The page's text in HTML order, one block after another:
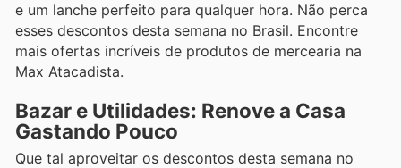
e um lanche perfeito para qualquer hora. Não perca
esses descontos desta semana no Brasil. Encontre
mais ofertas incríveis de produtos de mercearia na
Max Atacadista.
Bazar e Utilidades: Renove a Casa
Gastando Pouco
Que tal aproveitar os descontos desta semana no